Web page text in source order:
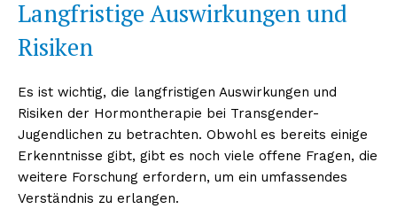
Langfristige Auswirkungen und
Risiken
Es ist wichtig, die langfristigen Auswirkungen und
Risiken der Hormontherapie bei Transgender-
Jugendlichen zu betrachten. Obwohl es bereits einige
Erkenntnisse gibt, gibt es noch viele offene Fragen, die
weitere Forschung erfordern, um ein umfassendes
Verständnis zu erlangen.